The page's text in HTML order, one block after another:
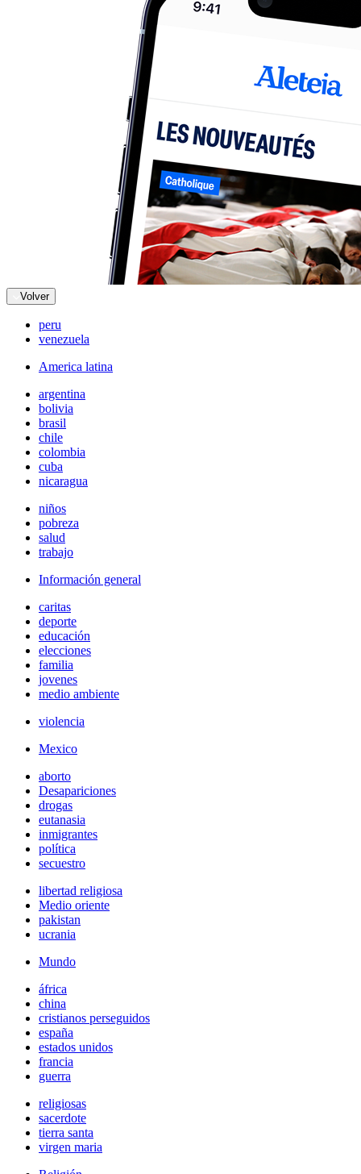
Volver
peru
venezuela
America latina
argentina
bolivia
brasil
chile
colombia
cuba
nicaragua
niños
pobreza
salud
trabajo
Información general
caritas
deporte
educación
elecciones
familia
jovenes
medio ambiente
violencia
Mexico
aborto
Desapariciones
drogas
eutanasia
inmigrantes
política
secuestro
libertad religiosa
Medio oriente
pakistan
ucrania
Mundo
áfrica
china
cristianos perseguidos
españa
estados unidos
francia
guerra
religiosas
sacerdote
tierra santa
virgen maria